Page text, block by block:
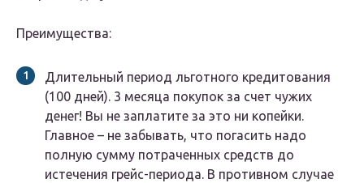
Преимущества:
Длительный период льготного кредитования
(100 дней). 3 месяца покупок за счет чужих
денег! Вы не заплатите за это ни копейки.
Главное – не забывать, что погасить надо
полную сумму потраченных средств до
истечения грейс-периода. В противном случае